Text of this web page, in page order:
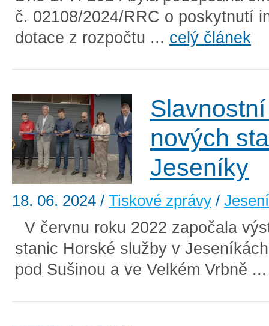
č. 02108/2024/RRC o poskytnutí
dotace z rozpočtu ... celý článek
nových
Jeseníky
18. 06. 2024 / Tiskové zprávy /
V červnu roku 2022 započala
stanic Horské služby v
pod Sušinou a ve Velkém Vrbně